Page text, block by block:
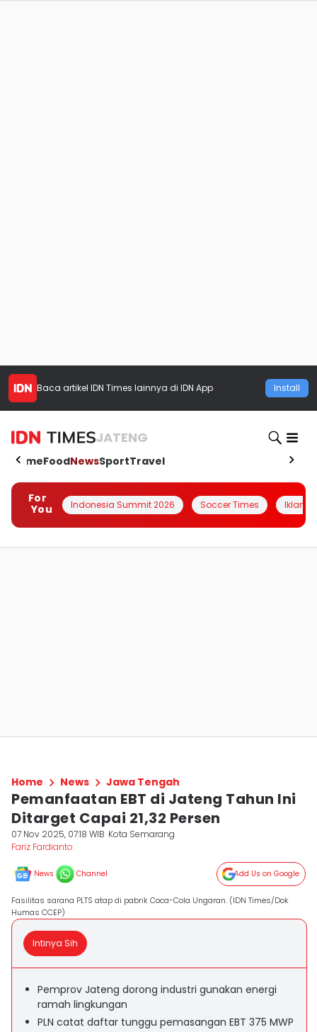
Baca artikel IDN Times lainnya di IDN App Install
JATENG
HomeFoodNewsSportTravel
For
You
Indonesia Summit 2026 Soccer Times Iklanin
Home News Jawa Tengah
Pemanfaatan EBT di Jateng Tahun Ini
Ditarget Capai 21,32 Persen
07 Nov 2025, 07:18 WIB Kota Semarang
Fariz Fardianto
News Channel Add Us on Google
Fasilitas sarana PLTS atap di pabrik Coca-Cola Ungaran. (IDN Times/Dok
Humas CCEP)
Intinya Sih
Pemprov Jateng dorong industri gunakan energi
ramah lingkungan
PLN catat daftar tunggu pemasangan EBT 375 MWP